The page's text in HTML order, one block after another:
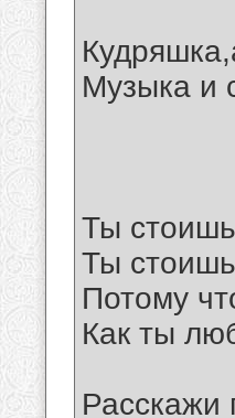
Музыка и
Ты
Ты
Потому
Как ты
Расскажи